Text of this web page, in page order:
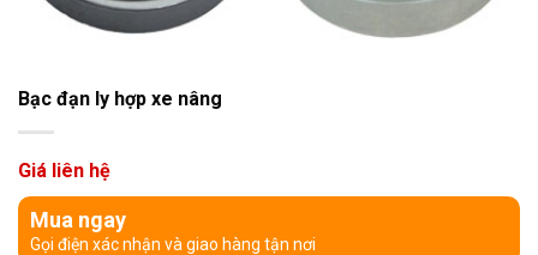
Bạc đạn ly hợp xe nâng
Giá liên hệ
Mua ngay
Gọi điện xác nhận và giao hàng tận nơi